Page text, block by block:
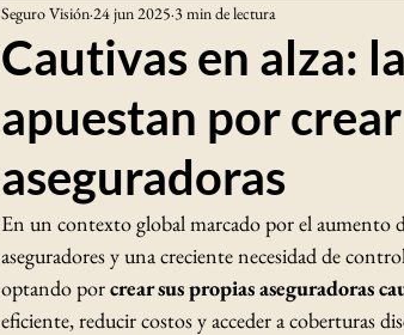
Cautivas en alza:
apuestan por
aseguradoras
Seguro Visión 24 jun 2025 3 min de lectura
En un contexto global marcado por el aumento
aseguradores y una creciente necesidad de
optando por crear sus propias aseguradoras
eficiente, reducir costos y acceder a coberturas